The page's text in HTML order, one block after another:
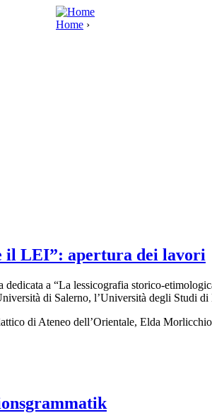
Home ›
il LEI”: apertura dei lavori
a “La lessicografia storico-
di Salerno, l’Università degli Studi
di Ateneo dell’Orientale, Elda